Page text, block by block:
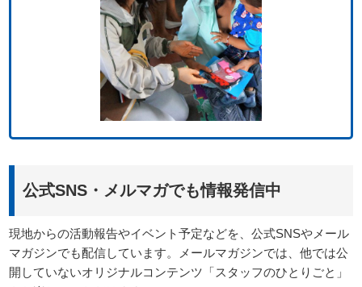
公式SNS・メルマガでも情報発信中
現地からの活動報告やイベント予定などを、公式SNSやメール
マガジンでも配信しています。メールマガジンでは、他では公
開していないオリジナルコンテンツ「スタッフのひとりごと」